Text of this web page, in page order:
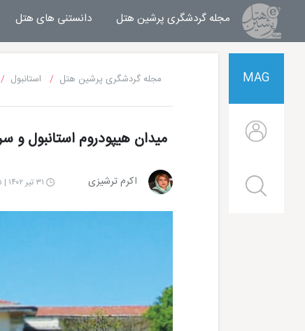
مجله گردشگری پرشین هتل مجله خبری پرشین هتل
دانستنی های هتل
MAG مجله گردشگری پرشین هتل استانبول
میدان هیپودروم استانبول و
اکرم ترشیزی ۳۱ تیر ۱۴۰۲ | ۱۶:۱۵